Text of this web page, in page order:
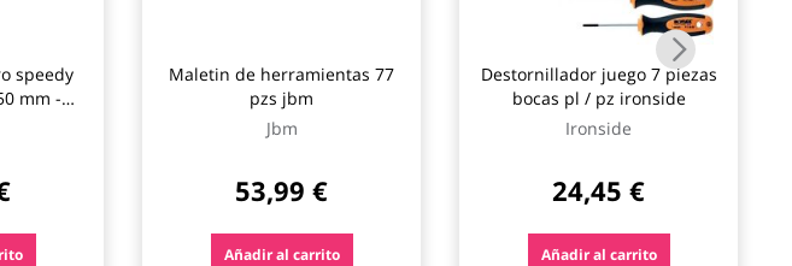
ironside
Maletin de herramientas 77
pzs jbm
Jbm
53,99 €
Añadir al carrito
Destornillador juego 7 piezas
bocas pl / pz ironside
Ironside
24,45 €
Añadir al carrito